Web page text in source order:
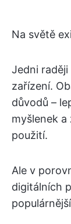
Na světě
Jedni
zařízení.
důvodů –
myšlenek
použití.
Ale v
digitálních